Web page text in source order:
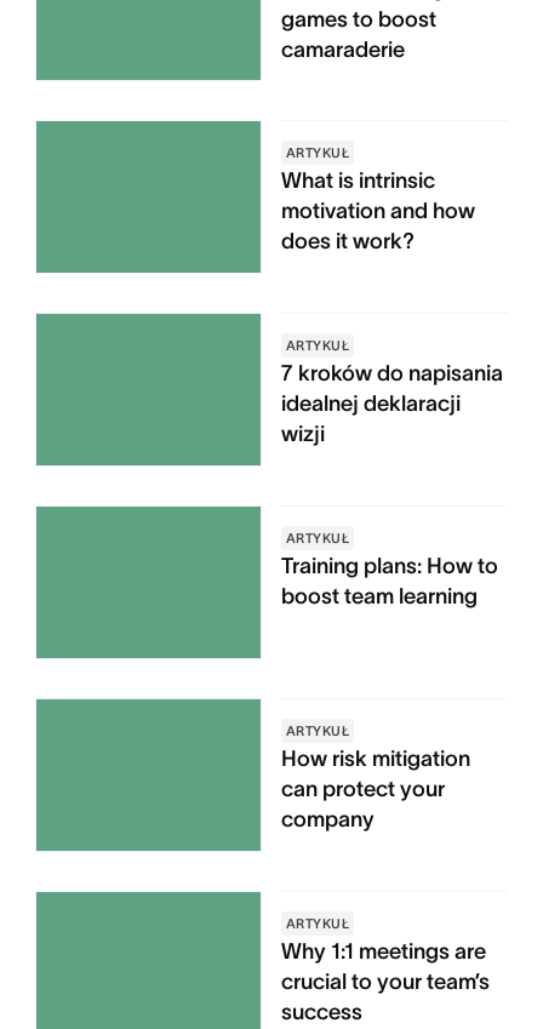
games to boost
camaraderie
ARTYKUŁ
What is intrinsic
motivation and how
does it work?
ARTYKUŁ
7 kroków do napisania
idealnej deklaracji
wizji
ARTYKUŁ
Training plans: How to
boost team learning
ARTYKUŁ
How risk mitigation
can protect your
company
ARTYKUŁ
Why 1:1 meetings are
crucial to your team’s
success